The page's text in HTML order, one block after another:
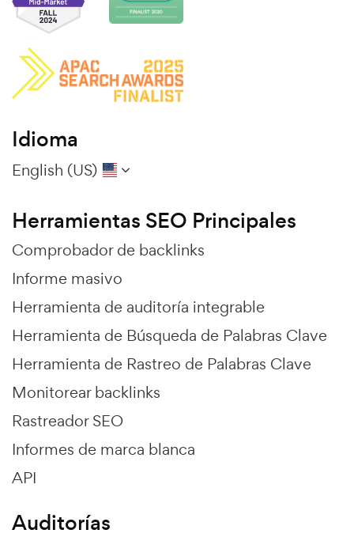
Idioma
English (US)
Herramientas SEO Principales
Comprobador de backlinks
Informe masivo
Herramienta de auditoría integrable
Herramienta de Búsqueda de Palabras Clave
Herramienta de Rastreo de Palabras Clave
Monitorear backlinks
Rastreador SEO
Informes de marca blanca
API
Auditorías